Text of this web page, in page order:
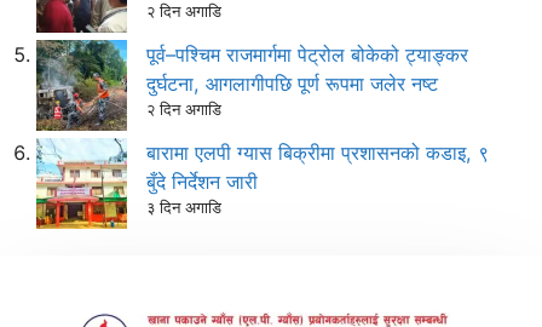
२ दिन अगाडि
पूर्व–पश्चिम राजमार्गमा पेट्रोल बोकेको ट्याङ्कर
दुर्घटना, आगलागीपछि पूर्ण रूपमा जलेर नष्ट
२ दिन अगाडि
बारामा एलपी ग्यास बिक्रीमा प्रशासनको कडाइ, ९
बुँदे निर्देशन जारी
३ दिन अगाडि